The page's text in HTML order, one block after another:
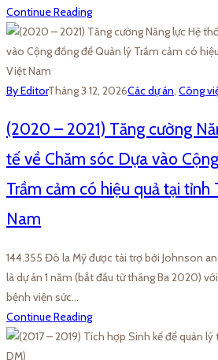
Continue Reading
By EditorTháng 3 12, 2026Các dự án, Công
(2020 – 2021) Tăng cường
tế về Chăm sóc Dựa vào
Trầm cảm có hiệu quả tại tỉnh
Nam
144.355 Đô la Mỹ được tài trợ bởi Johnson
là dự án 1 năm (bắt đầu từ tháng Ba 2020)
bệnh viện sức…
Continue Reading